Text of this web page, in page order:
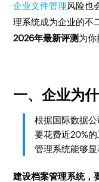
企业文件管理风险也
理系统成为企业的不
2026年最新评测 为你
一、企业为
根据国际数据
要花费近20%
管理系统能够显
建设档案管理系统，